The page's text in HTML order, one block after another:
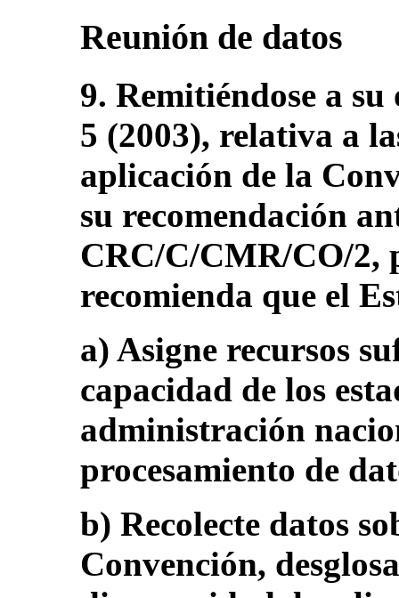
Reunión de datos
9. Remitiéndose a
5 (2003), relativa a
aplicación de la
su recomendación
CRC/C/CMR/CO/2,
recomienda que el
a) Asigne recursos
capacidad de los
administración
procesamiento de
b) Recolecte datos
Convención,